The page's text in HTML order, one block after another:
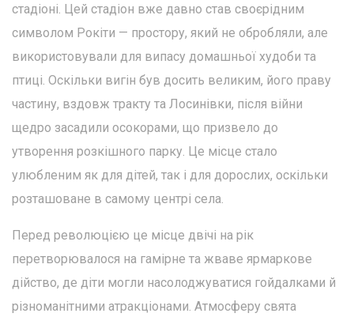
стадіоні. Цей стадіон вже давно став своєрідним
символом Рокіти — простору, який не обробляли, але
використовували для випасу домашньої худоби та
птиці. Оскільки вигін був досить великим, його праву
частину, вздовж тракту та Лосинівки, після війни
щедро засадили осокорами, що призвело до
утворення розкішного парку. Це місце стало
улюбленим як для дітей, так і для дорослих, оскільки
розташоване в самому центрі села.
Перед революцією це місце двічі на рік
перетворювалося на гамірне та жваве ярмаркове
дійство, де діти могли насолоджуватися гойдалками й
різноманітними атракціонами. Атмосферу свята